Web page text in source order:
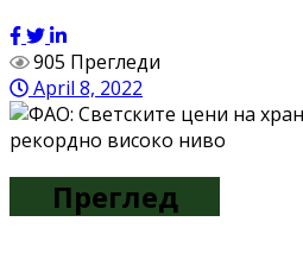
905 Прегледи
April 8, 2022
Преглед